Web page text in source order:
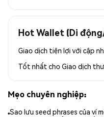
Hot Wallet (Di
Giao dịch tiện lợi với cập
Tốt nhất cho Giao dịch
Mẹo chuyên nghiệp:
Sao lưu seed phrases của ví